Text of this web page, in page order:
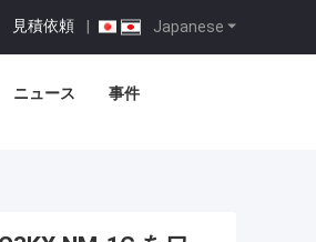
Japanese
見積依頼 |
ニュース 事件